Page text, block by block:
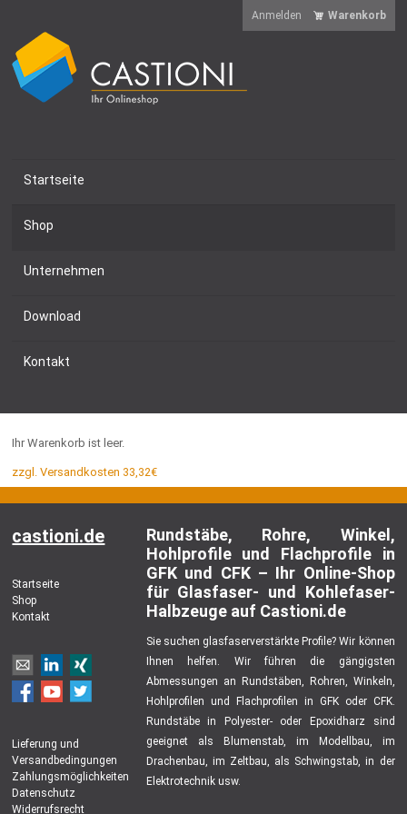
Anmelden Warenkorb
Startseite
Shop
Unternehmen
Download
Kontakt
Ihr Warenkorb ist leer.
zzgl. Versandkosten 33,32€
castioni.de
Startseite
Shop
Kontakt
Lieferung und
Versandbedingungen
Zahlungsmöglichkeiten
Datenschutz
Widerrufsrecht
Rundstäbe, Rohre, Winkel,
Hohlprofile und Flachprofile in
GFK und CFK – Ihr Online-Shop
für Glasfaser- und Kohlefaser-
Halbzeuge auf Castioni.de
Sie suchen glasfaserverstärkte Profile? Wir können
Ihnen helfen. Wir führen die gängigsten
Abmessungen an Rundstäben, Rohren, Winkeln,
Hohlprofilen und Flachprofilen in GFK oder CFK.
Rundstäbe in Polyester- oder Epoxidharz sind
geeignet als Blumenstab, im Modellbau, im
Drachenbau, im Zeltbau, als Schwingstab, in der
Elektrotechnik usw.